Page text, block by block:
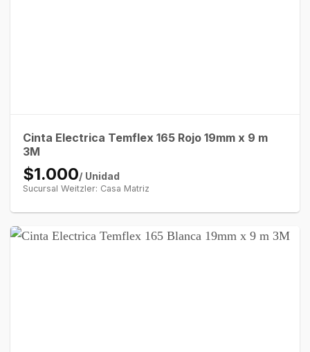
Cinta Electrica Temflex 165 Rojo 19mm x 9 m
3M
$1.000/ Unidad
Sucursal Weitzler: Casa Matriz